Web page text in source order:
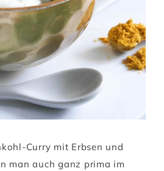
Curry mit Erbsen und
man auch ganz prima im